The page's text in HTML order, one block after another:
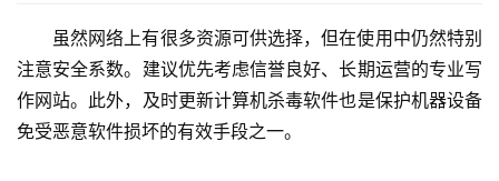
虽然网络上有很多资源可供选择，但在使用中仍然特别
注意安全系数。建议优先考虑信誉良好、长期运营的专业写
作网站。此外，及时更新计算机杀毒软件也是保护机器设备
免受恶意软件损坏的有效手段之一。